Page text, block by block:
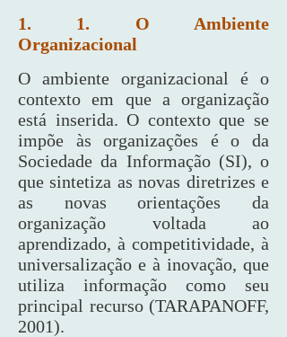
1. 1. O Ambiente
Organizacional
O ambiente organizacional é o
contexto em que a organização
está inserida. O contexto que se
impõe às organizações é o da
Sociedade da Informação (SI), o
que sintetiza as novas diretrizes e
as novas orientações da
organização voltada ao
aprendizado, à competitividade, à
universalização e à inovação, que
utiliza informação como seu
principal recurso (TARAPANOFF,
2001).